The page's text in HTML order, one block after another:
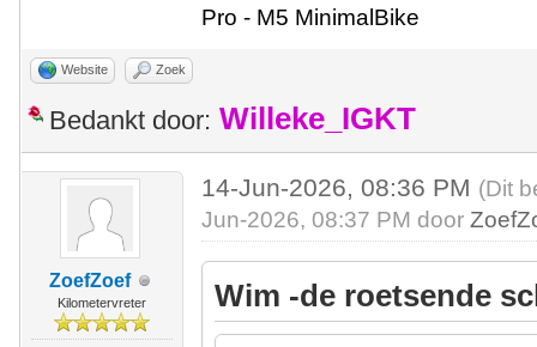
Pro - M5 MinimalBike
Website Zoek
Bedankt door: Willeke_IGKT
ZoefZoef
Kilometervreter
14-Jun-2026, 08:36 PM (Dit
Jun-2026, 08:37 PM door
Wim -de roetsende